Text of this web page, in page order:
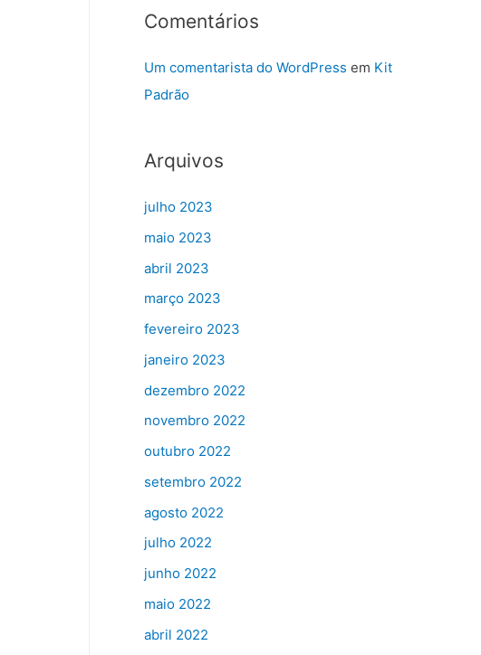
Comentários
Um comentarista do WordPress em Kit
Padrão
Arquivos
julho 2023
maio 2023
abril 2023
março 2023
fevereiro 2023
janeiro 2023
dezembro 2022
novembro 2022
outubro 2022
setembro 2022
agosto 2022
julho 2022
junho 2022
maio 2022
abril 2022